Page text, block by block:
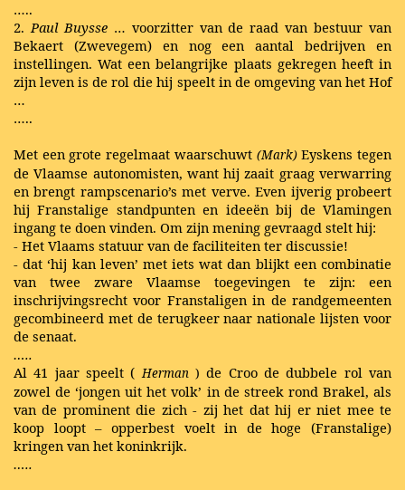
…..
2.Paul Buysse … voorzitter van de raad van bestuur van
Bekaert (Zwevegem) en nog een aantal bedrijven en
instellingen. Wat een belangrijke plaats gekregen heeft in
zijn leven is de rol die hij speelt in de omgeving van het Hof
…
…..
Met een grote regelmaat waarschuwt (Mark) Eyskens tegen
de Vlaamse autonomisten, want hij zaait graag verwarring
en brengt rampscenario’s met verve. Even ijverig probeert
hij Franstalige standpunten en ideeën bij de Vlamingen
ingang te doen vinden. Om zijn mening gevraagd stelt hij:
- Het Vlaams statuur van de faciliteiten ter discussie!
- dat ‘hij kan leven’ met iets wat dan blijkt een combinatie
van twee zware Vlaamse toegevingen te zijn: een
inschrijvingsrecht voor Franstaligen in de randgemeenten
gecombineerd met de terugkeer naar nationale lijsten voor
de senaat.
…..
Al 41 jaar speelt ( Herman ) de Croo de dubbele rol van
zowel de ‘jongen uit het volk’ in de streek rond Brakel, als
van de prominent die zich - zij het dat hij er niet mee te
koop loopt – opperbest voelt in de hoge (Franstalige)
kringen van het koninkrijk.
…..